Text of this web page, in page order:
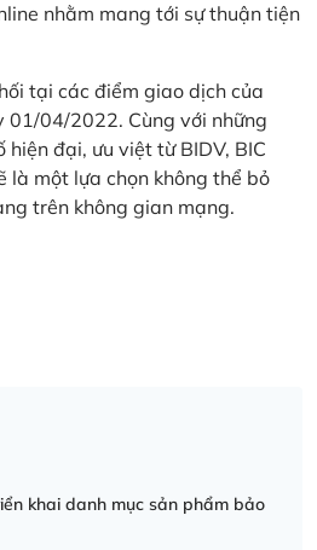
nhằm mang tới sự thuận tiện
tại các điểm giao dịch của
01/04/2022. Cùng với những
đại, ưu việt từ BIDV, BIC
là một lựa chọn không thể bỏ
trên không gian mạng.
khai danh mục sản phẩm bảo